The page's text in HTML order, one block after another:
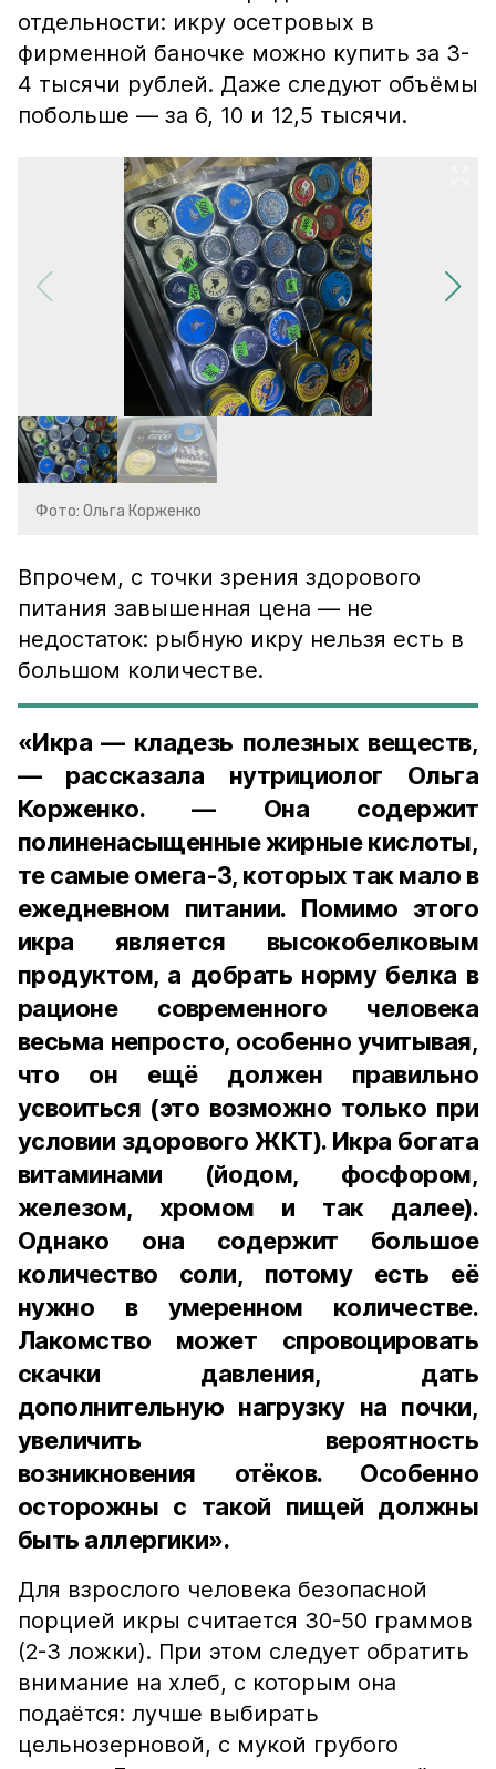
отдельности: икру осетровых в
фирменной баночке можно купить за 3-
4 тысячи рублей. Даже следуют объёмы
побольше — за 6, 10 и 12,5 тысячи.
Фото: Ольга Корженко
Впрочем, с точки зрения здорового
питания завышенная цена — не
недостаток: рыбную икру нельзя есть в
большом количестве.
«Икра — кладезь полезных веществ,
— рассказала нутрициолог Ольга
Корженко. — Она содержит
полиненасыщенные жирные кислоты,
те самые омега-3, которых так мало в
ежедневном питании. Помимо этого
икра является высокобелковым
продуктом, а добрать норму белка в
рационе современного человека
весьма непросто, особенно учитывая,
что он ещё должен правильно
усвоиться (это возможно только при
условии здорового ЖКТ). Икра богата
витаминами (йодом, фосфором,
железом, хромом и так далее).
Однако она содержит большое
количество соли, потому есть её
нужно в умеренном количестве.
Лакомство может спровоцировать
скачки давления, дать
дополнительную нагрузку на почки,
увеличить вероятность
возникновения отёков. Особенно
осторожны с такой пищей должны
быть аллергики».
Для взрослого человека безопасной
порцией икры считается 30-50 граммов
(2-3 ложки). При этом следует обратить
внимание на хлеб, с которым она
подаётся: лучше выбирать
цельнозерновой, с мукой грубого